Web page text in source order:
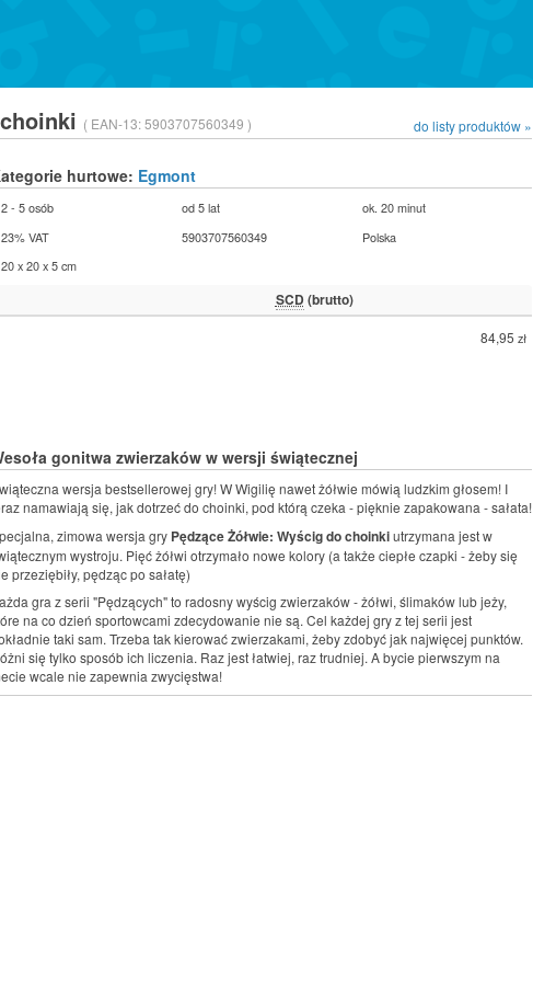
( EAN-13:5903707560349 ) do listy produktów »
hurtowe: Egmont
2 - 5 osób od 5 lat
ok. 20 minut
23% VAT
5903707560349
Polska
20 x 20 x 5 cm
SCD (brutto)
84,95 zł
gonitwa zwierzaków w wersji świątecznej
wersja bestsellerowej gry! W Wigilię nawet żółwie mówią ludzkim głosem! I
namawiają się, jak dotrzeć do choinki, pod którą czeka - pięknie zapakowana - sałata!
zimowa wersja gry Pędzące Żółwie: Wyścig do choinkiutrzymana jest w
wystroju. Pięć żółwi otrzymało nowe kolory (a także ciepłe czapki - żeby się
przeziębiły, pędząc po sałatę)
gra z serii "Pędzących" to radosny wyścig zwierzaków - żółwi, ślimaków lub jeży,
na co dzień sportowcami zdecydowanie nie są. Cel każdej gry z tej serii jest
taki sam. Trzeba tak kierować zwierzakami, żeby zdobyć jak najwięcej punktów.
się tylko sposób ich liczenia. Raz jest łatwiej, raz trudniej. A bycie pierwszym na
wcale nie zapewnia zwycięstwa!